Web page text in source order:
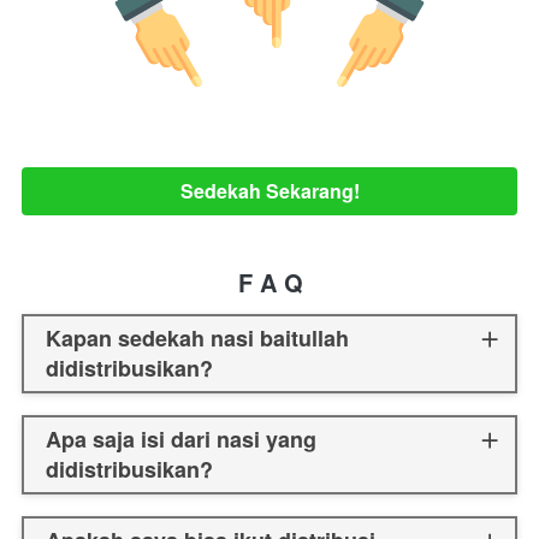
`
Sedekah Sekarang!
F A Q
Kapan sedekah nasi baitullah
didistribusikan?
Apa saja isi dari nasi yang
didistribusikan?